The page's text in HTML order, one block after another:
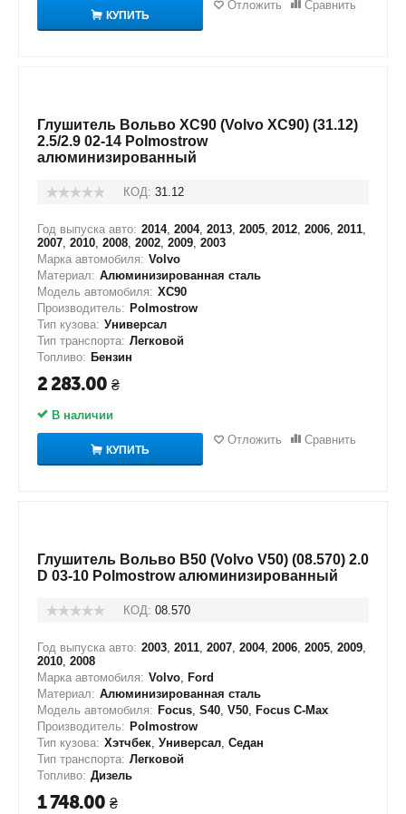
КУПИТЬ
Отложить Сравнить
Глушитель Вольво XC90 (Volvo XC90) (31.12)
2.5/2.9 02-14 Polmostrow
алюминизированный
КОД: 31.12
Год выпуска авто: 2014, 2004, 2013, 2005, 2012, 2006, 2011,
2007, 2010, 2008, 2002, 2009, 2003
Марка автомобиля: Volvo
Материал: Алюминизированная сталь
Модель автомобиля: XC90
Производитель: Polmostrow
Тип кузова: Универсал
Тип транспорта: Легковой
Топливо: Бензин
2 283.00 ₴
В наличии
КУПИТЬ
Отложить Сравнить
Глушитель Вольво В50 (Volvo V50) (08.570) 2.0
D 03-10 Polmostrow алюминизированный
КОД: 08.570
Год выпуска авто: 2003, 2011, 2007, 2004, 2006, 2005, 2009,
2010, 2008
Марка автомобиля: Volvo, Ford
Материал: Алюминизированная сталь
Модель автомобиля: Focus, S40, V50, Focus C-Max
Производитель: Polmostrow
Тип кузова: Хэтчбек, Универсал, Седан
Тип транспорта: Легковой
Топливо: Дизель
1 748.00 ₴